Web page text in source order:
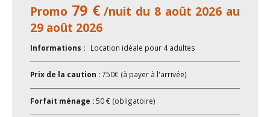
Promo 79 €/nuit du 8 août 2026 au
29 août 2026
Informations : Location idéale pour 4 adultes
Prix de la caution :750€ (à payer à l'arrivée)
Forfait ménage :50 € (obligatoire)